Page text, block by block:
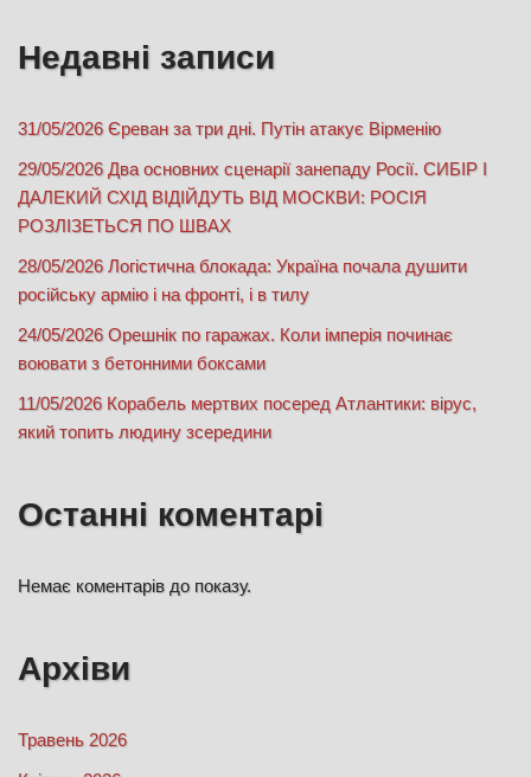
Недавні записи
31/05/2026 Єреван за три дні. Путін атакує Вірменію
29/05/2026 Два основних сценарії занепаду Росії. СИБІР І
ДАЛЕКИЙ СХІД ВІДІЙДУТЬ ВІД МОСКВИ: РОСІЯ
РОЗЛІЗЕТЬСЯ ПО ШВАХ
28/05/2026 Логістична блокада: Україна почала душити
російську армію і на фронті, і в тилу
24/05/2026 Орешнік по гаражах. Коли імперія починає
воювати з бетонними боксами
11/05/2026 Корабель мертвих посеред Атлантики: вірус,
який топить людину зсередини
Останні коментарі
Немає коментарів до показу.
Архіви
Травень 2026